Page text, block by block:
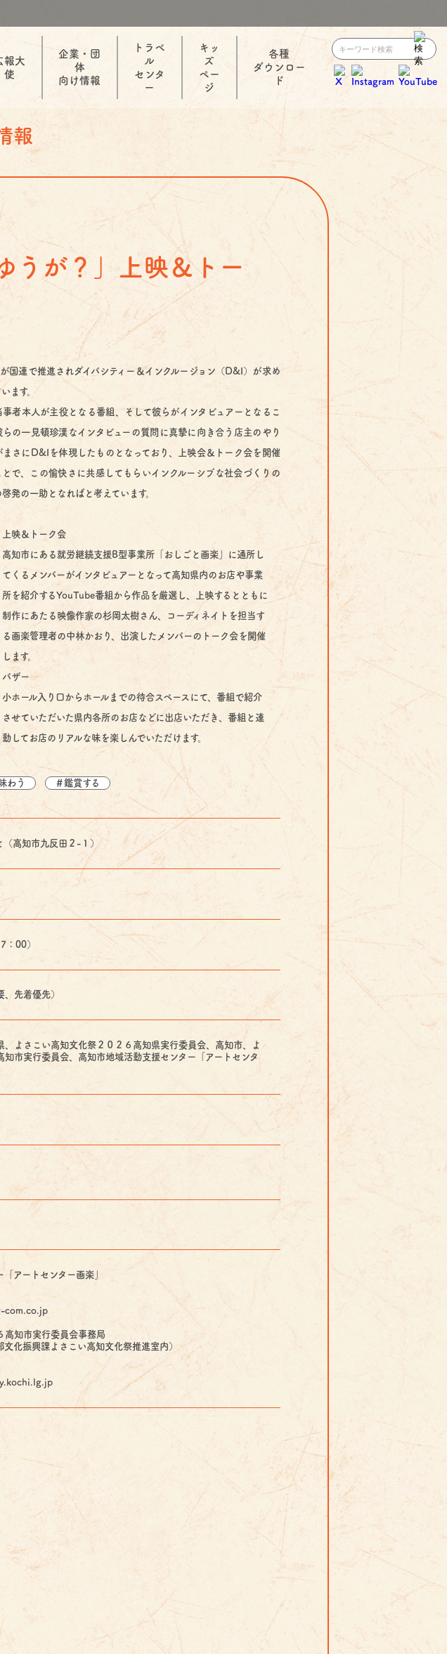
報大
使
企業・団
体
向け情報
トラベ
ル
センタ
ー
キッ
ズ
ペー
ジ
各種
ダウンロー
ド
報
うが？」上映＆トー
国連で推進されダイバシティー＆インクルージョン（D&I）が求め
います。
事者本人が主役となる番組、そして彼らがインタビュアーとなるこ
らの一見頓珍漢なインタビューの質問に真摯に向き合う店主のやり
まさにD&Iを体現したものとなっており、上映会＆トーク会を開催
とで、この愉快さに共感してもらいインクルーシブな社会づくりの
啓発の一助となればと考えています。
上映＆トーク会
にある就労継続支援B型事業所「おしごと画楽」に通所し
メンバーがインタビュアーとなって高知県内のお店や事業
介するYouTube番組から作品を厳選し、上映するとともに
あたる映像作家の杉岡太樹さん、コーディネイトを担当す
管理者の中林かおり、出演したメンバーのトーク会を開催
す。
バザー
ル入り口からホールまでの待合スペースにて、番組で紹介
いただいた県内各所のお店などに出店いただき、番組と連
お店のリアルな味を楽しんでいただけます。
わう ＃鑑賞する
（高知市九反田２-１）
00）
先着優先）
、よさこい高知文化祭２０２６高知県実行委員会、高知市、よ
知市実行委員会、高知市地域活動支援センター「アートセンタ
アートセンター画楽」
com.co.jp
高知市実行委員会事務局
文化振興課よさこい高知文化祭推進室内）